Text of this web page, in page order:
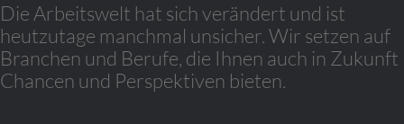
Die Arbeitswelt hat sich verändert und ist
heutzutage manchmal unsicher. Wir setzen auf
Branchen und Berufe, die Ihnen auch in Zukunft
Chancen und Perspektiven bieten.